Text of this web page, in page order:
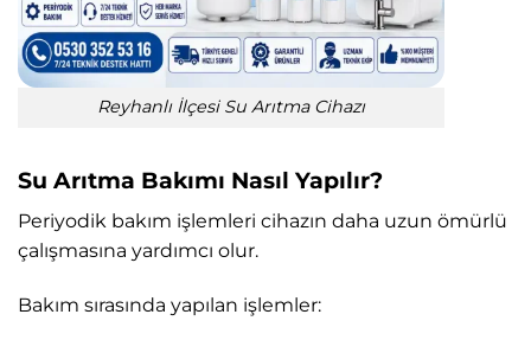
Reyhanlı İlçesi Su Arıtma Cihazı
Su Arıtma Bakımı Nasıl Yapılır?
Periyodik bakım işlemleri cihazın daha uzun ömürlü
çalışmasına yardımcı olur.
Bakım sırasında yapılan işlemler: